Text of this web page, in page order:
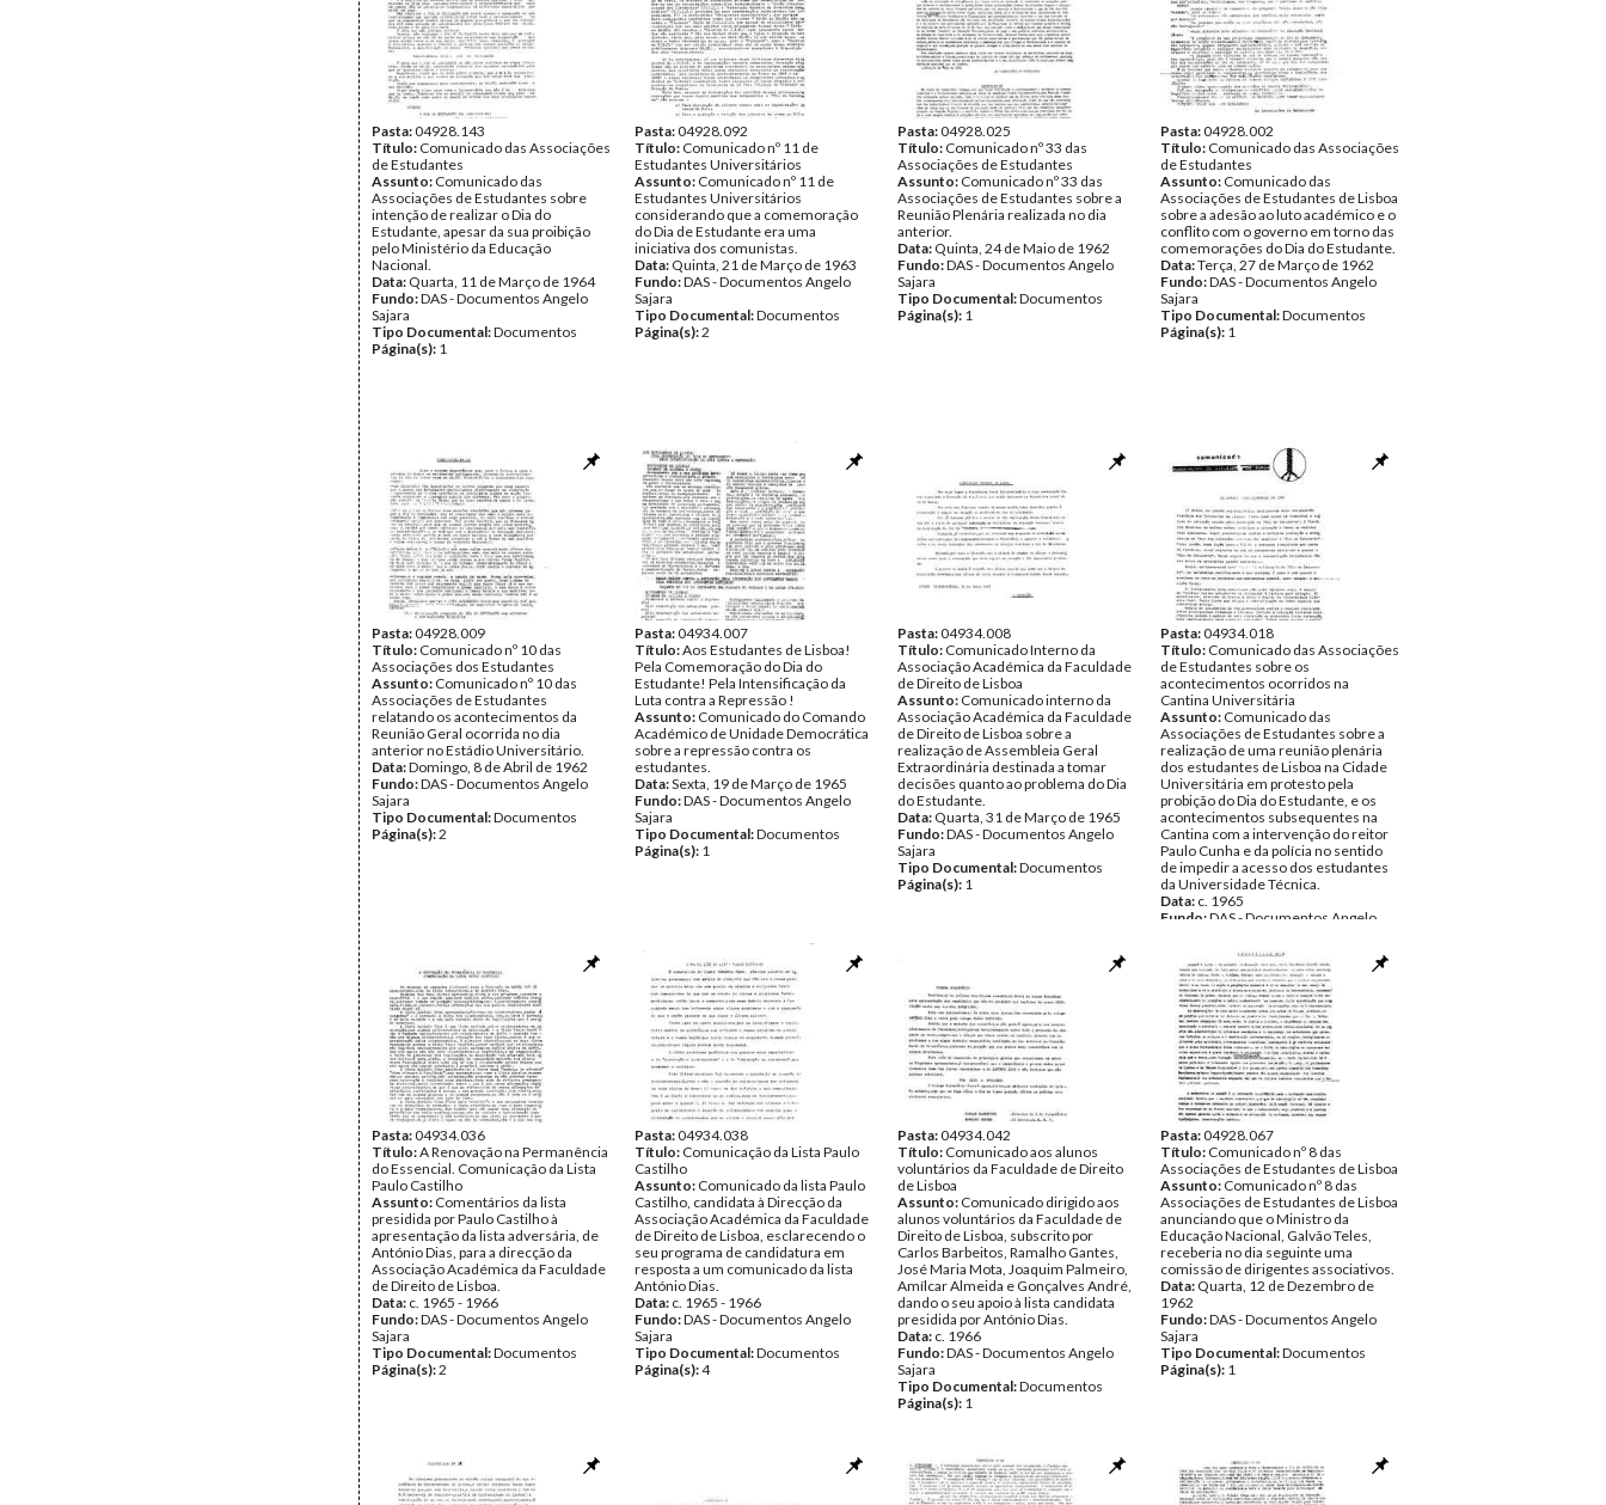
Pasta:04928.143
Título: Comunicado das Associações
de Estudantes
Assunto: Comunicado das
Associações de Estudantes sobre
intenção de realizar o Dia do
Estudante, apesar da sua proibição
pelo Ministério da Educação
Nacional.
Data: Quarta, 11 de Março de 1964
Fundo:DAS - Documentos Angelo
Sajara
Tipo Documental:Documentos
Página(s): 1
Pasta:04928.092
Título: Comunicado nº 11 de
Estudantes Universitários
Assunto: Comunicado nº 11 de
Estudantes Universitários
considerando que a comemoração
do Dia de Estudante era uma
iniciativa dos comunistas.
Data: Quinta, 21 de Março de 1963
Fundo:DAS - Documentos Angelo
Sajara
Tipo Documental:Documentos
Página(s):2
Pasta:04928.025
Título: Comunicado nº 33 das
Associações de Estudantes
Assunto: Comunicado nº 33 das
Associações de Estudantes sobre a
Reunião Plenária realizada no dia
anterior.
Data: Quinta, 24 de Maio de 1962
Fundo:DAS - Documentos Angelo
Sajara
Tipo Documental:Documentos
Página(s): 1
Pasta:04928.002
Título: Comunicado das Associações
de Estudantes
Assunto: Comunicado das
Associações de Estudantes de Lisboa
sobre a adesão ao luto académico e o
conflito com o governo em torno das
comemorações do Dia do Estudante.
Data:Terça, 27 de Março de 1962
Fundo:DAS - Documentos Angelo
Sajara
Tipo Documental:Documentos
Página(s): 1
Pasta:04928.009
Título: Comunicado nº 10 das
Associações dos Estudantes
Assunto: Comunicado nº 10 das
Associações de Estudantes
relatando os acontecimentos da
Reunião Geral ocorrida no dia
anterior no Estádio Universitário.
Data:Domingo, 8 de Abril de 1962
Fundo:DAS - Documentos Angelo
Sajara
Tipo Documental:Documentos
Página(s):2
Pasta:04934.007
Título:Aos Estudantes de Lisboa!
Pela Comemoração do Dia do
Estudante! Pela Intensificação da
Luta contra a Repressão !
Assunto: Comunicado do Comando
Académico de Unidade Democrática
sobre a repressão contra os
estudantes.
Data:Sexta, 19 de Março de 1965
Fundo:DAS - Documentos Angelo
Sajara
Tipo Documental:Documentos
Página(s): 1
Pasta:04934.008
Título: Comunicado Interno da
Associação Académica da Faculdade
de Direito de Lisboa
Assunto: Comunicado interno da
Associação Académica da Faculdade
de Direito de Lisboa sobre a
realização de Assembleia Geral
Extraordinária destinada a tomar
decisões quanto ao problema do Dia
do Estudante.
Data: Quarta, 31 de Março de 1965
Fundo:DAS - Documentos Angelo
Sajara
Tipo Documental:Documentos
Página(s): 1
Pasta:04934.018
Título: Comunicado das Associações
de Estudantes sobre os
acontecimentos ocorridos na
Cantina Universitária
Assunto: Comunicado das
Associações de Estudantes sobre a
realização de uma reunião plenária
dos estudantes de Lisboa na Cidade
Universitária em protesto pela
probição do Dia do Estudante, e os
acontecimentos subsequentes na
Cantina com a intervenção do reitor
Paulo Cunha e da polícia no sentido
de impedir a acesso dos estudantes
da Universidade Técnica.
Data: c. 1965
Fundo:DAS - Documentos Angelo
Tipo Documental:Documentos
Página(s):2
Pasta:04934.036
Título:A Renovação na Permanência
do Essencial. Comunicação da Lista
Paulo Castilho
Assunto: Comentários da lista
presidida por Paulo Castilho à
apresentação da lista adversária, de
António Dias, para a direcção da
Associação Académica da Faculdade
de Direito de Lisboa.
Data: c. 1965 - 1966
Fundo:DAS - Documentos Angelo
Sajara
Tipo Documental:Documentos
Página(s):2
Pasta:04934.038
Título: Comunicação da Lista Paulo
Castilho
Assunto: Comunicado da lista Paulo
Castilho, candidata à Direcção da
Associação Académica da Faculdade
de Direito de Lisboa, esclarecendo o
seu programa de candidatura em
resposta a um comunicado da lista
António Dias.
Data: c. 1965 - 1966
Fundo:DAS - Documentos Angelo
Sajara
Tipo Documental:Documentos
Página(s):4
Pasta:04934.042
Título: Comunicado aos alunos
voluntários da Faculdade de Direito
de Lisboa
Assunto: Comunicado dirigido aos
alunos voluntários da Faculdade de
Direito de Lisboa, subscrito por
Carlos Barbeitos, Ramalho Gantes,
José Maria Mota, Joaquim Palmeiro,
Amílcar Almeida e Gonçalves André,
dando o seu apoio à lista candidata
presidida por António Dias.
Data: c. 1966
Fundo:DAS - Documentos Angelo
Sajara
Tipo Documental:Documentos
Página(s): 1
Pasta:04928.067
Título: Comunicado nº 8 das
Associações de Estudantes de Lisboa
Assunto: Comunicado nº 8 das
Associações de Estudantes de Lisboa
anunciando que o Ministro da
Educação Nacional, Galvão Teles,
receberia no dia seguinte uma
comissão de dirigentes associativos.
Data: Quarta, 12 de Dezembro de
1962
Fundo:DAS - Documentos Angelo
Sajara
Tipo Documental:Documentos
Página(s): 1